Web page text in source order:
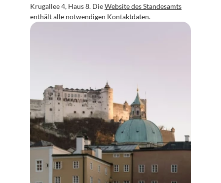
Krugallee 4, Haus 8. Die Website des Standesamts
enthält alle notwendigen Kontaktdaten.